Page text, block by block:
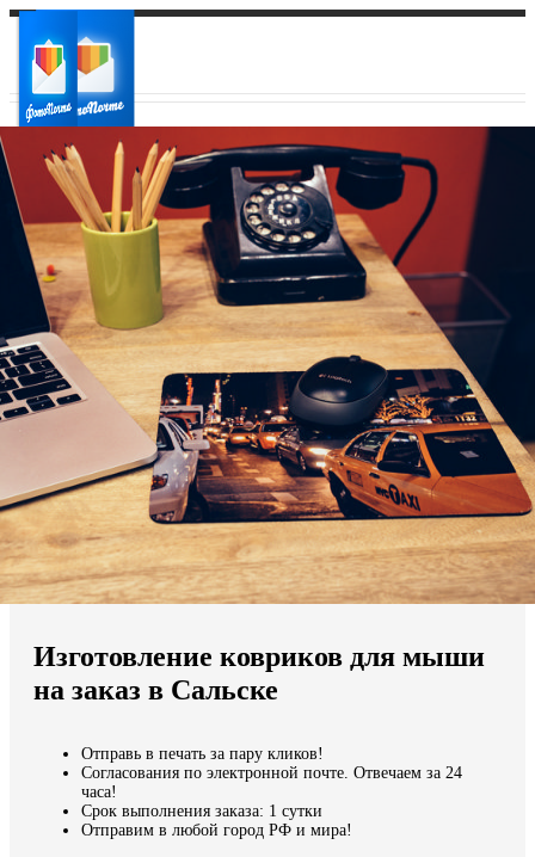
Ваш город:
Ваш регион доставки
Выберите из списка:
Мы доставляем по всему миру
Продолжить без города
Изготовление ковриков для мыши
на заказ в Сальске
Отправь в печать за пару кликов!
Согласования по электронной почте. Отвечаем за 24
часа!
Срок выполнения заказа: 1 сутки
Отправим в любой город РФ и мира!